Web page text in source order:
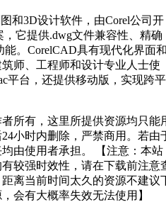
和3D设计软件，由Corel公司开
它提供.dwg文件兼容性、精确
。CorelCAD具有现代化界面
师、工程师和设计专业人士使
平台，还提供移动版，实现跨平
所有，这里所提供资源均只能
小时内删除，严禁商用。若由
由使用者承担。 【注意：本站
较强时效性，请在下载前注意
离当前时间太久的资源不建议
会有大概率失效无法使用】